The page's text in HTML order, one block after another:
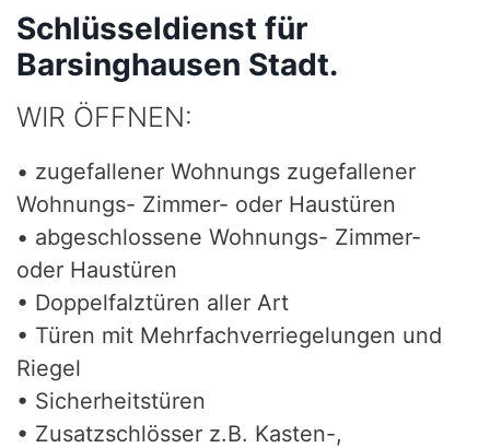
Schlüsseldienst für
Barsinghausen Stadt.
WIR ÖFFNEN:
• zugefallener Wohnungs zugefallener
Wohnungs- Zimmer- oder Haustüren
• abgeschlossene Wohnungs- Zimmer-
oder Haustüren
• Doppelfalztüren aller Art
• Türen mit Mehrfachverriegelungen und
Riegel
• Sicherheitstüren
• Zusatzschlösser z.B. Kasten-,